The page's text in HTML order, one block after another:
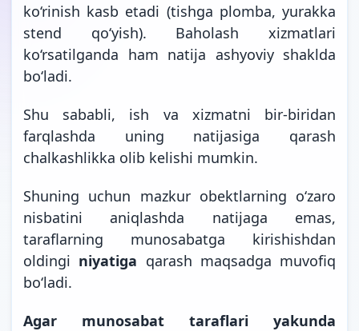
ko‘rinish kasb etadi (tishga plomba, yurakka
stend qo‘yish). Baholash xizmatlari
ko‘rsatilganda ham natija ashyoviy shaklda
bo‘ladi.
Shu sababli, ish va xizmatni bir-biridan
farqlashda uning natijasiga qarash
chalkashlikka olib kelishi mumkin.
Shuning uchun mazkur obektlarning o‘zaro
nisbatini aniqlashda natijaga emas,
taraflarning munosabatga kirishishdan
oldingi niyatiga qarash maqsadga muvofiq
bo‘ladi.
Agar munosabat taraflari yakunda